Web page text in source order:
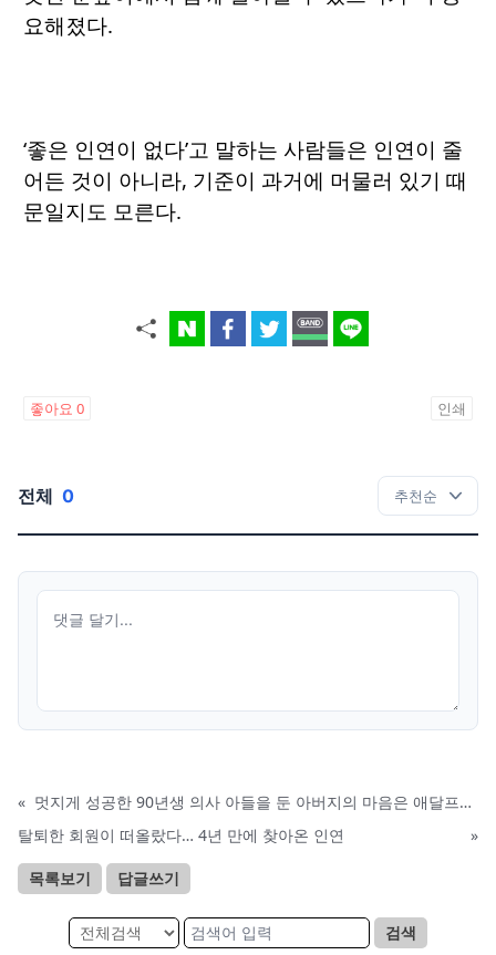
요해졌다.
‘좋은 인연이 없다’고 말하는 사람들은 인연이 줄
어든 것이 아니라, 기준이 과거에 머물러 있기 때
문일지도 모른다.
좋아요 0 인쇄
전체 0
«
멋지게 성공한 90년생 의사 아들을 둔 아버지의 마음은 애달프기만 하다
탈퇴한 회원이 떠올랐다… 4년 만에 찾아온 인연
»
목록보기 답글쓰기
검색